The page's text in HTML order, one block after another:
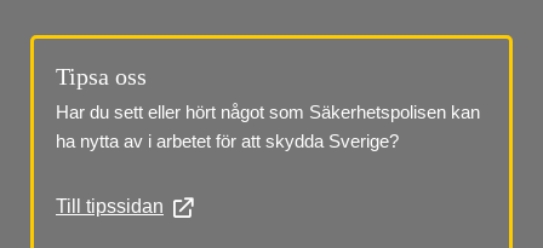
Tipsa oss
Har du sett eller hört något som Säkerhetspolisen kan
ha nytta av i arbetet för att skydda Sverige?
Till tipssidan